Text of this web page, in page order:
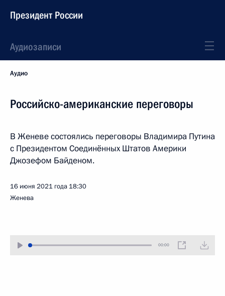
Президент России
Аудиозаписи
Аудио
Российско-американские переговоры
В Женеве состоялись переговоры Владимира Путина
с Президентом Соединённых Штатов Америки
Джозефом Байденом.
16 июня 2021 года 18:30
Женева
00:00